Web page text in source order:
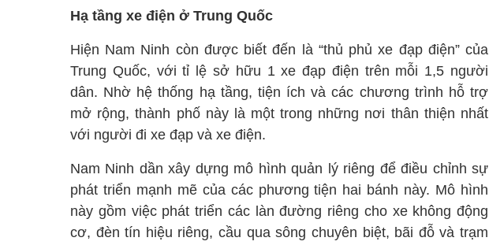
Hạ tầng xe điện ở Trung Quốc
Hiện Nam Ninh còn được biết đến là “thủ phủ xe đạp điện” của
Trung Quốc, với tỉ lệ sở hữu 1 xe đạp điện trên mỗi 1,5 người
dân. Nhờ hệ thống hạ tầng, tiện ích và các chương trình hỗ trợ
mở rộng, thành phố này là một trong những nơi thân thiện nhất
với người đi xe đạp và xe điện.
Nam Ninh dần xây dựng mô hình quản lý riêng để điều chỉnh sự
phát triển mạnh mẽ của các phương tiện hai bánh này. Mô hình
này gồm việc phát triển các làn đường riêng cho xe không động
cơ, đèn tín hiệu riêng, cầu qua sông chuyên biệt, bãi đỗ và trạm